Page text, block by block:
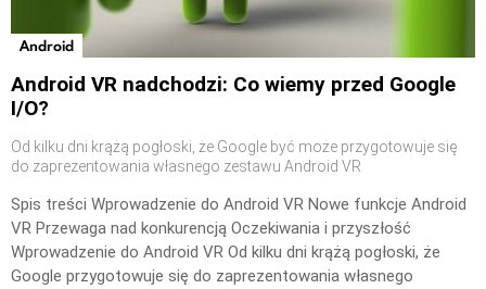
Android
Android VR nadchodzi: Co wiemy przed Google
I/O?
Od kilku dni krążą pogłoski, że Google być może przygotowuje się
do zaprezentowania własnego zestawu Android VR
Spis treści Wprowadzenie do Android VR Nowe funkcje Android
VR Przewaga nad konkurencją Oczekiwania i przyszłość
Wprowadzenie do Android VR Od kilku dni krążą pogłoski, że
Google przygotowuje się do zaprezentowania własnego